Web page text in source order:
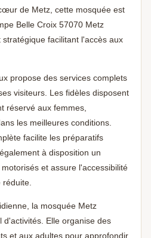
de Metz, cette mosquée est
Belle Croix 57070 Metz
facilitant l'accès aux
propose des services complets
visiteurs. Les fidèles disposent
réservé aux femmes,
les meilleures conditions.
facilite les préparatifs
à disposition un
et assure l'accessibilité
la mosquée Metz
d'activités. Elle organise des
et aux adultes pour approfondir